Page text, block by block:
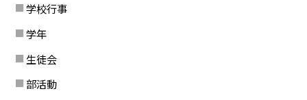
学校行事
学年
生徒会
部活動